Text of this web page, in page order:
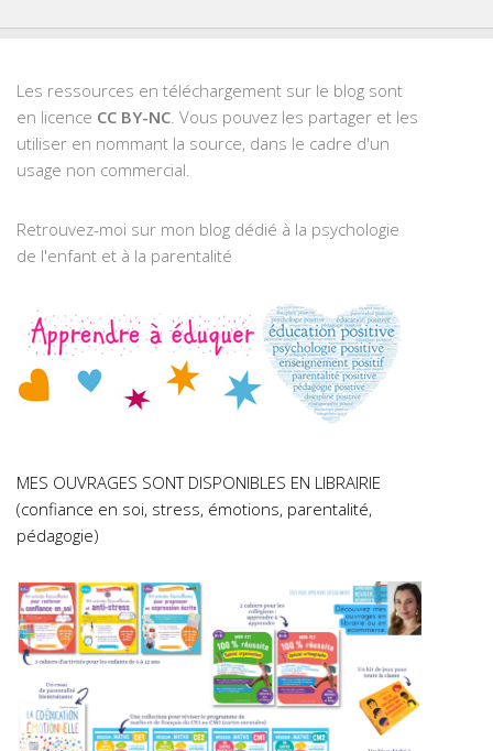
Les ressources en téléchargement sur le blog sont
en licence CC BY-NC. Vous pouvez les partager et les
utiliser en nommant la source, dans le cadre d'un
usage non commercial.
Retrouvez-moi sur mon blog dédié à la psychologie
de l'enfant et à la parentalité
MES OUVRAGES SONT DISPONIBLES EN LIBRAIRIE
(confiance en soi, stress, émotions, parentalité,
pédagogie)